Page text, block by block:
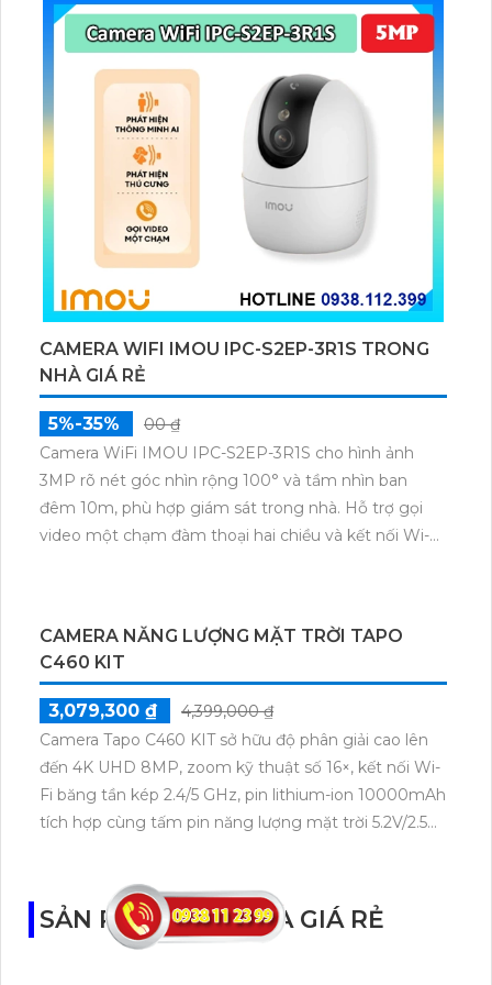
CAMERA AI 4K NLMT TAPO C660 KIT
3,569,300 ₫
5,099,000 ₫
Camera Tapo C660 với độ phân giải 4K 8MP
(3840×2160), zoom kỹ thuật số 18×, kết nối Wi-Fi
2.4/5 GHz và pin lithium-ion 10000 mAh sạc lại.
Camera Tapo C660 còn được trang bị tấm pin năng
lượng mặt trời 5.2V 2.5W, tích hợp AI phát hiện người,
GB.
CAMERA AI NĂNG LƯỢNG MẶT TRỜI TAPO
C400 KIT
1,399,300 ₫
1,999,000 ₫
Tapo C400 KIT với độ phân giải Full HD 1080P, pin
lithium-ion 5200mAh tích hợp kết hợp tấm pin mặt
trời 5,2V/2,5W, hoạt động trên băng tần 2,4 GHz, hỗ
trợ tầm nhìn ban đêm có màu lên đến 9m, phát hiện
chuyển động và con người bằng AI, đồng thời lưu trữ
CAMERA WIFI IMOU IPC-S2EP-3R1S TRONG
NHÀ GIÁ RẺ